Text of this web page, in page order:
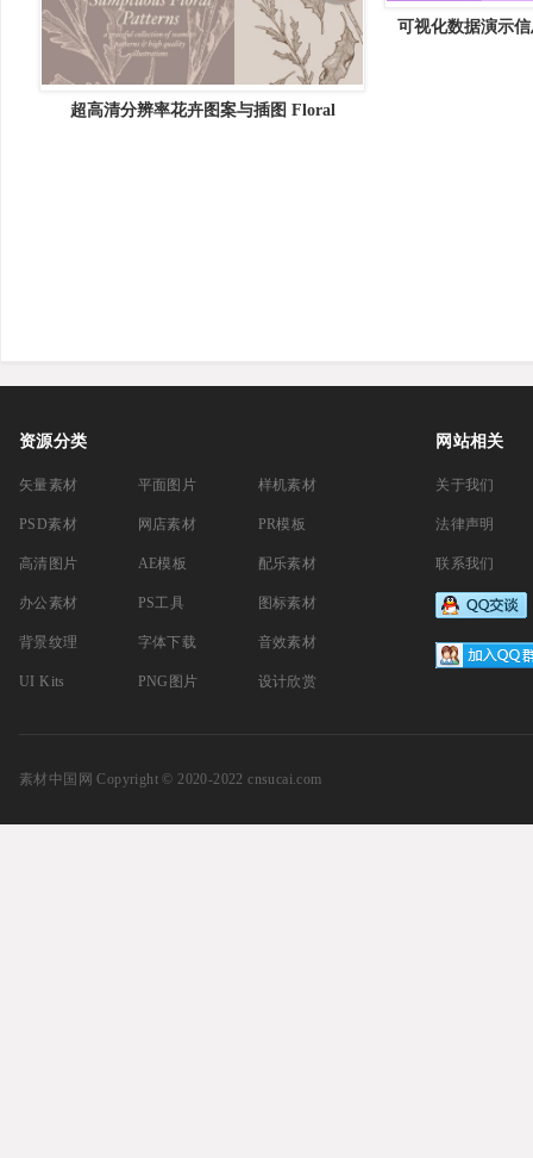
可视化数据演示
超高清分辨率花卉图案与插图 Floral
资源分类
矢量素材
PSD素材
高清图片
办公素材
背景纹理
UI Kits
平面图片
网店素材
AE模板
PS工具
字体下载
PNG图片
样机素材
PR模板
配乐素材
图标素材
音效素材
设计欣赏
网站相关
关于我们
法律声明
联系我们
素材中国网 Copyright © 2020-2022 cnsucai.com